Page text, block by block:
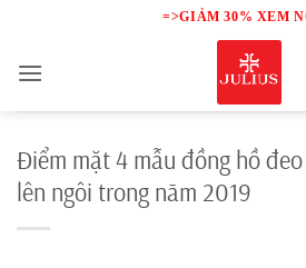
content
=>GIẢM 30% XEM
Điểm mặt 4 mẫu đồng hồ
lên ngôi trong năm 2019